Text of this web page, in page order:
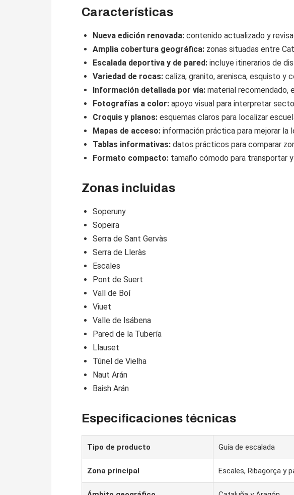
Características
Nueva edición renovada: contenido actualizado y
Amplia cobertura geográfica: zonas situadas entre
Escalada deportiva y de pared: incluye itinerarios de
Variedad de rocas: caliza, granito, arenisca, esquisto y
Información detallada por vía: material recomendado,
Fotografías a color: apoyo visual para interpretar
Croquis y planos: esquemas claros para localizar
Mapas de acceso: información práctica para mejorar la
Tablas informativas: datos prácticos para comparar
Formato compacto: tamaño cómodo para transportar
Zonas incluidas
Soperuny
Sopeira
Serra de Sant Gervàs
Serra de Lleràs
Escales
Pont de Suert
Vall de Boí
Viuet
Valle de Isábena
Pared de la Tubería
Llauset
Túnel de Vielha
Naut Arán
Baish Arán
Especificaciones técnicas
Tipo de producto Guía de escalada
Zona principal Escales, Ribagorça y